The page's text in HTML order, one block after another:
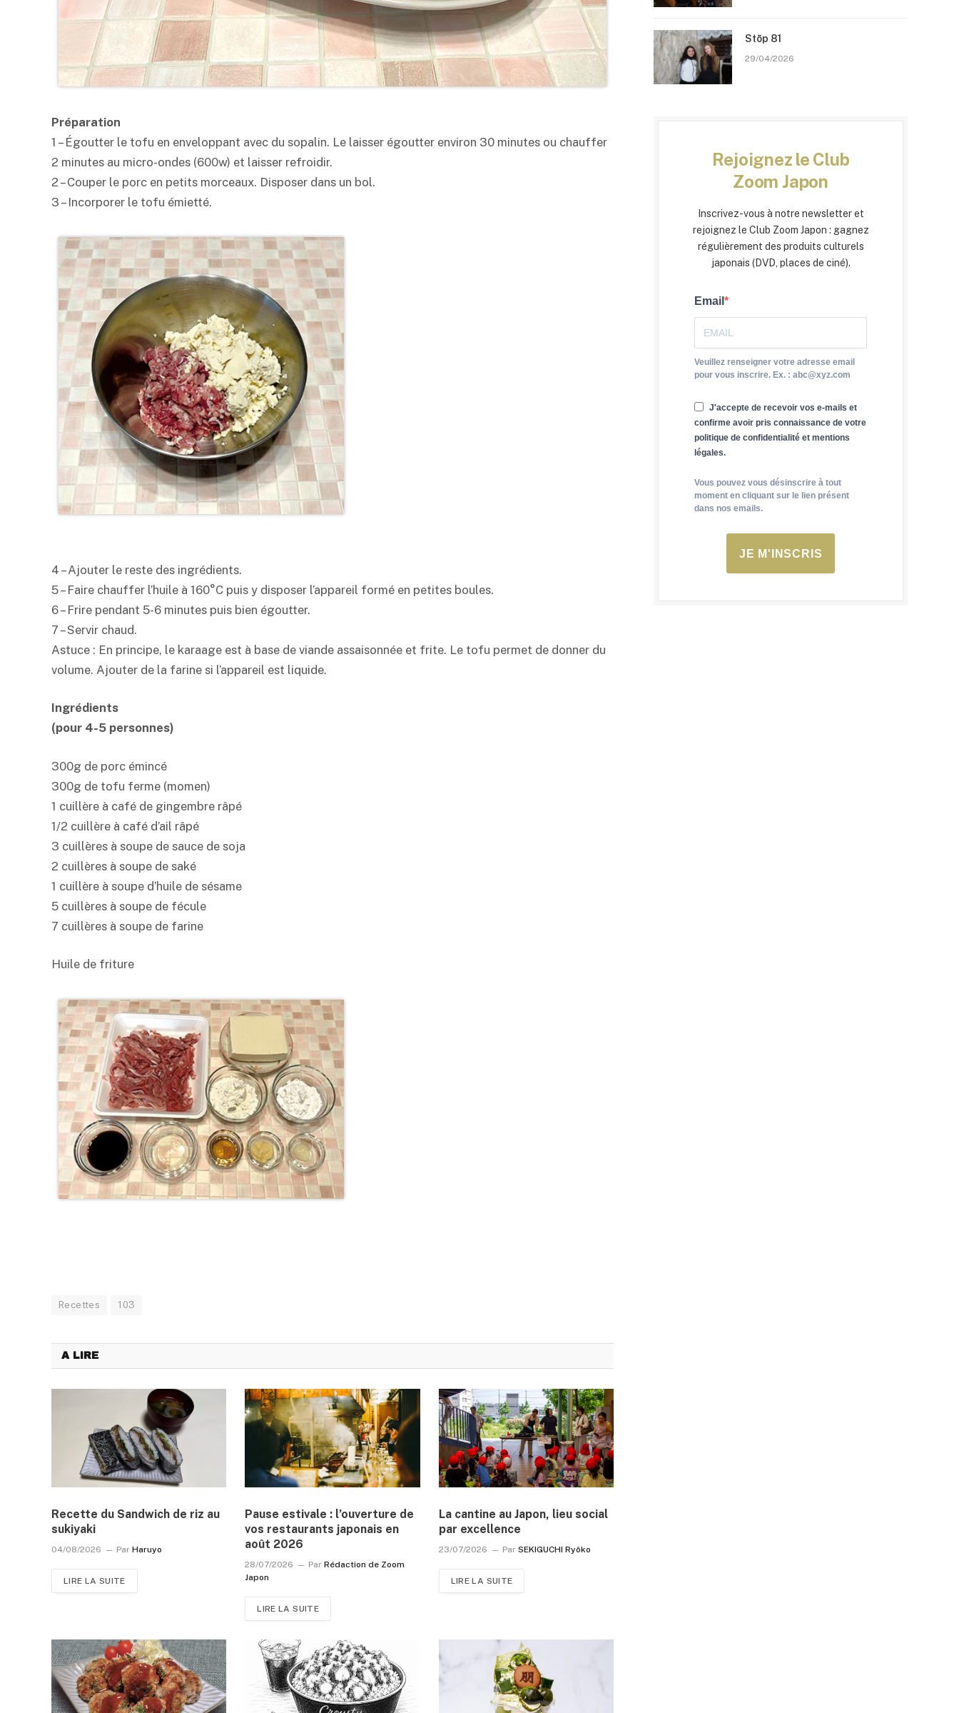
Préparation
1 – Égoutter le tofu en enveloppant avec du sopalin. Le laisser égoutter environ 30 minutes ou chauffer
2 minutes au micro-ondes (600w) et laisser refroidir.
2 – Couper le porc en petits morceaux. Disposer dans un bol.
3 – Incorporer le tofu émietté.
4 – Ajouter le reste des ingrédients.
5 – Faire chauffer l’huile à 160°C puis y disposer l’appareil formé en petites boules.
6 – Frire pendant 5-6 minutes puis bien égoutter.
7 – Servir chaud.
Astuce : En principe, le karaage est à base de viande assaisonnée et frite. Le tofu permet de donner du
volume. Ajouter de la farine si l’appareil est liquide.
Ingrédients
(pour 4-5 personnes)
300g de porc émincé
300g de tofu ferme (momen)
1 cuillère à café de gingembre râpé
1/2 cuillère à café d’ail râpé
3 cuillères à soupe de sauce de soja
2 cuillères à soupe de saké
1 cuillère à soupe d’huile de sésame
5 cuillères à soupe de fécule
7 cuillères à soupe de farine
Huile de friture
Recettes 103
A LIRE
Recette du Sandwich de riz au
sukiyaki
04/08/2026 Par Haruyo
LIRE LA SUITE
Pause estivale : l’ouverture de
vos restaurants japonais en
août 2026
28/07/2026 Par Rédaction de Zoom
Japon
LIRE LA SUITE
La cantine au Japon, lieu social
par excellence
23/07/2026 Par SEKIGUCHI Ryôko
LIRE LA SUITE
Stōp 81
29/04/2026
Rejoignez le Club
Zoom Japon
Inscrivez-vous à notre newsletter et
rejoignez le Club Zoom Japon : gagnez
régulièrement des produits culturels
japonais (DVD, places de ciné).
Email
Veuillez renseigner votre adresse email
pour vous inscrire. Ex. : abc@xyz.com
J'accepte de recevoir vos e-mails et
confirme avoir pris connaissance de votre
politique de confidentialité et mentions
légales.
Vous pouvez vous désinscrire à tout
moment en cliquant sur le lien présent
dans nos emails.
JE M'INSCRIS